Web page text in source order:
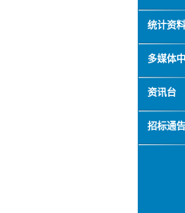
统计资料
多媒体
资讯台
招标通告